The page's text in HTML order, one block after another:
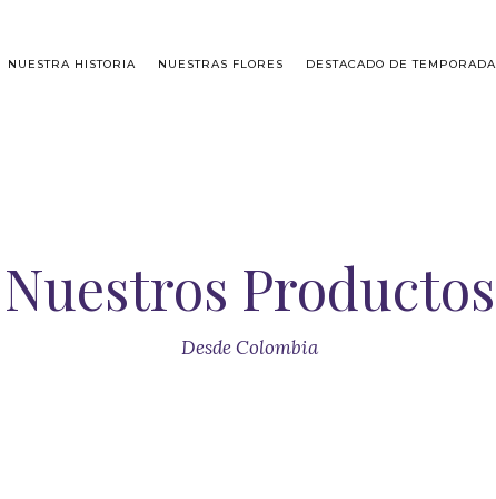
NUESTRA HISTORIA NUESTRAS FLORES DESTACADO DE TEMPORADA
Nuestros Productos
Desde Colombia